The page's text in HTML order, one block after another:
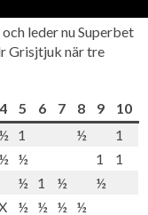
leder nu Superbet
Grisjtjuk när tre
4 5 6 7 8 9
10
½ 1 ½
1
½ ½ 1
1
½ 1 ½
½
½ ½ ½
½